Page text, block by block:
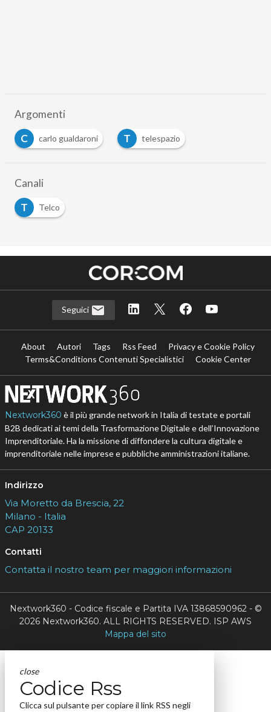
Argomenti
C
carlo gualdaroni T telespazio
Canali
T
Telco
Seguici
About Autori Tags Rss Feed
Privacy e Cookie Policy
Terms&Conditions Contenuti Specialistici
Cookie Center
Nextwork360 è il più grande network in Italia di testate e portali
B2B dedicati ai temi della Trasformazione Digitale e dell’Innovazione
Imprenditoriale. Ha la missione di diffondere la cultura digitale e
imprenditoriale nelle imprese e pubbliche amministrazioni italiane.
Indirizzo
Via Moretto da Brescia, 22
Milano - Italia
CAP 20133
Contatti
Contatta il nostro team per maggiori informazioni
Nextwork360 - Codice fiscale e Partita IVA 13868590962 - ©
2026 Nextwork360. ALL RIGHTS RESERVED. ISP AWS
Mappa del sito
close
Codice Rss
Clicca sul pulsante per copiare il link RSS negli